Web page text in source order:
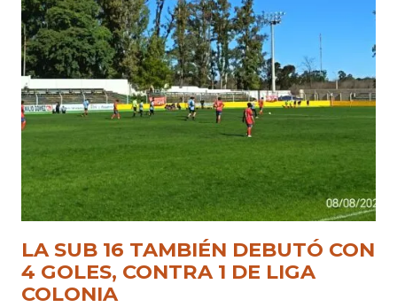
LA SUB 16 TAMBIÉN DEBUTÓ CON
4 GOLES, CONTRA 1 DE LIGA
COLONIA